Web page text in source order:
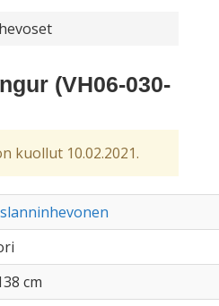
(VH06-030-
kuollut 10.02.2021.
cm